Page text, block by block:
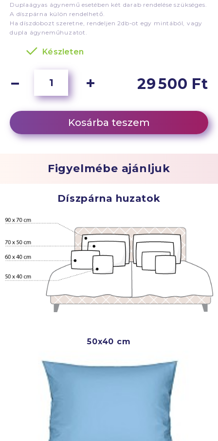
Duplaágyas ágynemű esetében két darab rendelése szükséges.
A díszpárna külön rendelhető.
Ha díszdobozt szeretne, rendeljen 2db-ot egy mintából, vagy
dupla ágyneműhuzatot.
Készleten
29 500 Ft
Kosárba teszem
Figyelmébe ajánljuk
Díszpárna huzatok
50x40 cm